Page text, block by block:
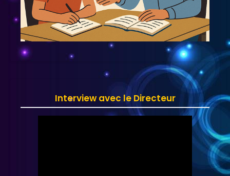
Interview avec le Directeur